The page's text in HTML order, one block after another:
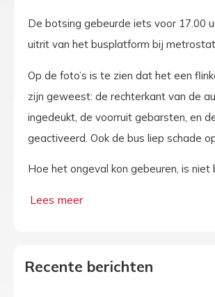
De botsing gebeurde iets voor 17.00
uitrit van het busplatform bij
Op de foto’s is te zien dat het een
zijn geweest: de rechterkant van de
ingedeukt, de voorruit gebarsten, en
geactiveerd. Ook de bus liep schade
Hoe het ongeval kon gebeuren, is niet
Recente berichten